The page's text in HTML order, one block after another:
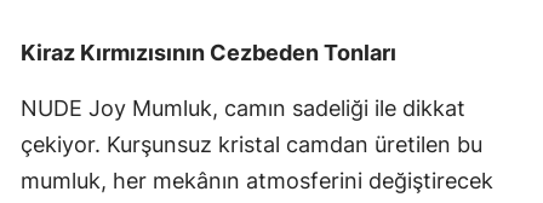
Kiraz Kırmızısının Cezbeden Tonları
NUDE Joy Mumluk, camın sadeliği ile dikkat
çekiyor. Kurşunsuz kristal camdan üretilen bu
mumluk, her mekânın atmosferini değiştirecek